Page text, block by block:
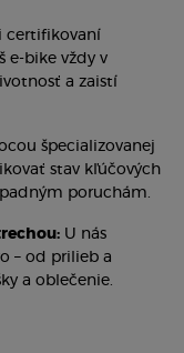
certifikovaní
e-bike vždy v
a zaistí
špecializovanej
stav kľúčových
poruchám.
U nás
– od prilieb a
a oblečenie.